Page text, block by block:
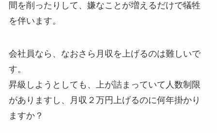
間を削ったりして、嫌なことが増えるだけで犠牲
を伴います。
会社員なら、なおさら月収を上げるのは難しいで
す。
昇級しようとしても、上が詰まっていて人数制限
がありますし、月収２万円上げるのに何年掛かり
ますか？